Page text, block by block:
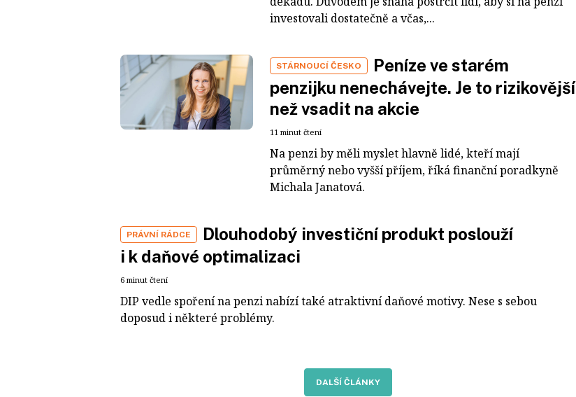
investovali dostatečně a včas,...
STÁRNOUCÍ ČESKO
Peníze ve starém
penzijku nenechávejte. Je to rizikovější
než vsadit na akcie
11 minut čtení
Na penzi by měli myslet hlavně lidé, kteří mají
průměrný nebo vyšší příjem, říká finanční poradkyně
Michala Janatová.
PRÁVNÍ RÁDCE
Dlouhodobý investiční produkt poslouží
i k daňové optimalizaci
6 minut čtení
DIP vedle spoření na penzi nabízí také atraktivní daňové motivy. Nese s sebou
doposud i některé problémy.
DALŠÍ ČLÁNKY